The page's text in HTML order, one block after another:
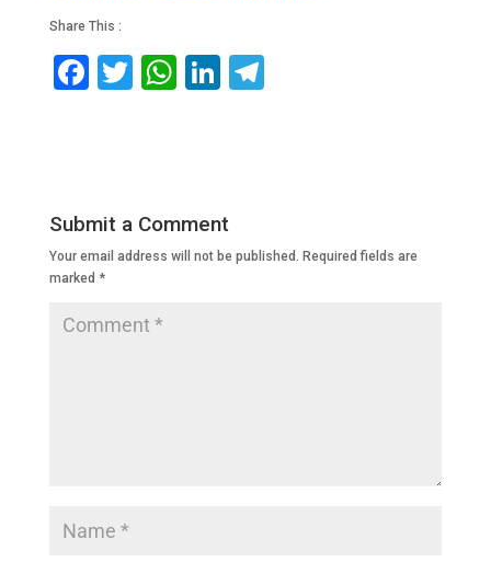
Share This :
F
b
o
o
k
T
W
A
p
Li
dI
n m
Submit a Comment
Your email address will not be published. Required fields are
marked *